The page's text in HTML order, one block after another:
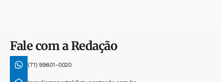
Fale com a Redação
(71) 99601-0020